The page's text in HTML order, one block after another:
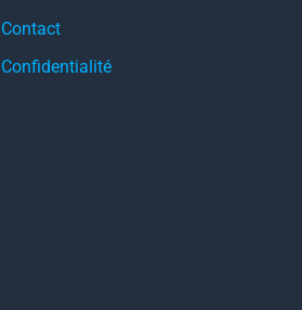
Contact
Confidentialité